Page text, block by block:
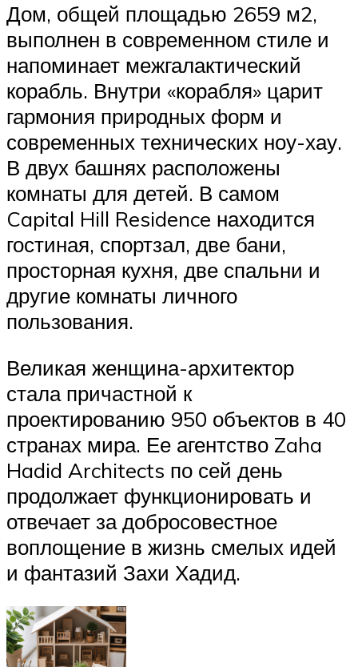
Дом, общей площадью 2659 м2,
выполнен в современном стиле и
напоминает межгалактический
корабль. Внутри «корабля» царит
гармония природных форм и
современных технических ноу-хау.
В двух башнях расположены
комнаты для детей. В самом
Capital Hill Residence находится
гостиная, спортзал, две бани,
просторная кухня, две спальни и
другие комнаты личного
пользования.
Великая женщина-архитектор
стала причастной к
проектированию 950 объектов в 40
странах мира. Ее агентство Zaha
Hadid Architects по сей день
продолжает функционировать и
отвечает за добросовестное
воплощение в жизнь смелых идей
и фантазий Захи Хадид.